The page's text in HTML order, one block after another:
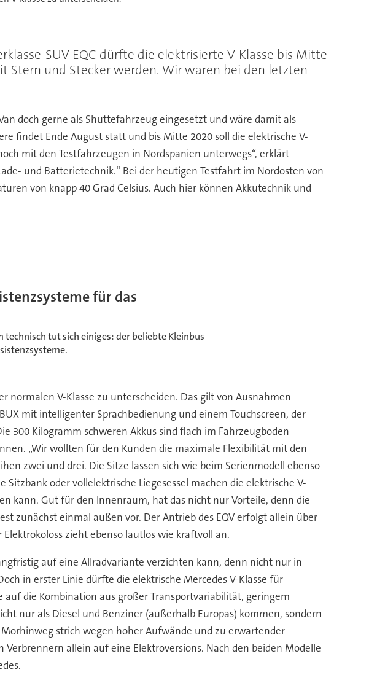
SUV EQC dürfte die elektrisierte V-Klasse bis Mitte
Stern und Stecker werden. Wir waren bei den letzten
doch gerne als Shuttefahrzeug eingesetzt und wäre damit als
findet Ende August statt und bis Mitte 2020 soll die elektrische V-
mit den Testfahrzeugen in Nordspanien unterwegs“, erklärt
und Batterietechnik.“ Bei der heutigen Testfahrt im Nordosten von
von knapp 40 Grad Celsius. Auch hier können Akkutechnik und
für das
technisch tut sich einiges: der beliebte Kleinbus
normalen V-Klasse zu unterscheiden. Das gilt von Ausnahmen
mit intelligenter Sprachbedienung und einem Touchscreen, der
300 Kilogramm schweren Akkus sind flach im Fahrzeugboden
„Wir wollten für den Kunden die maximale Flexibilität mit den
zwei und drei. Die Sitze lassen sich wie beim Serienmodell ebenso
oder vollelektrische Liegesessel machen die elektrische V-
kann. Gut für den Innenraum, hat das nicht nur Vorteile, denn die
zunächst einmal außen vor. Der Antrieb des EQV erfolgt allein über
zieht ebenso lautlos wie kraftvoll an.
auf eine Allradvariante verzichten kann, denn nicht nur in
in erster Linie dürfte die elektrische Mercedes V-Klasse für
die Kombination aus großer Transportvariabilität, geringem
nur als Diesel und Benziner (außerhalb Europas) kommen, sondern
strich wegen hoher Aufwände und zu erwartender
allein auf eine Elektroversions. Nach den beiden Modelle